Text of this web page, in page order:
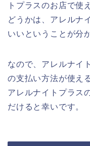
トプラスのお店で使
どうかは、アレルナ
いいということが分
なので、アレルナイ
の支払い方法が使え
アレルナイトプラス
だけると幸いです。